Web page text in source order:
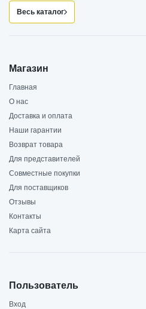
Весь каталог
Магазин
Главная
О нас
Доставка и оплата
Наши гарантии
Возврат товара
Для представителей
Совместные покупки
Для поставщиков
Отзывы
Контакты
Карта сайта
Пользователь
Вход